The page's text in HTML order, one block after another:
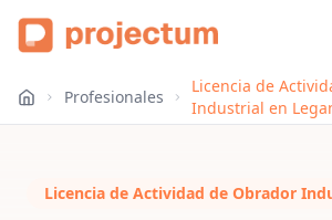
Profesionales
Licencia de
Industrial en
Licencia de Actividad de Obrador